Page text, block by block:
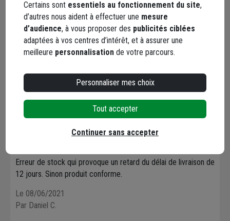
bonne qualité,conforme aux besoins
Le 01/11/2021
Par Dominique G.
Matériel de grande qualité
Le 15/10/2021
Par Pascal A.
Erreur de stock qui provoque un retard du délai de livraison de
12 jours. Sinon produit conforme.
Le 08/06/2021
Par Daniel C.
Certains sont essentiels au fonctionnement du site,
d’autres nous aident à effectuer une mesure
d’audience, à vous proposer des publicités ciblées
adaptées à vos centres d’intérêt, et à assurer une
meilleure personnalisation de votre parcours.
Personnaliser mes choix
Tout accepter
Continuer sans accepter